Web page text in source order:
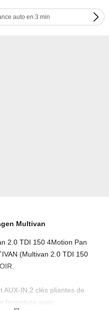
auto en 3 min
Multivan
2.0 TDI 150 4Motion Pan
(Multivan 2.0 TDI 150
AUX-IN,2 clés pliantes de
fermeture avec